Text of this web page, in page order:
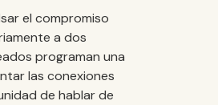
el compromiso
a dos
programan una
las conexiones
de hablar de